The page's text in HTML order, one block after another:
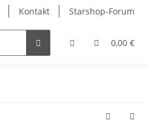
Kontakt Starshop-Forum
0,00 €